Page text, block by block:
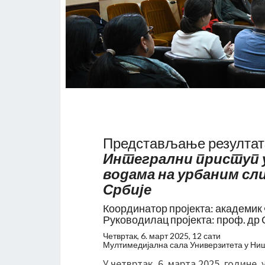
Представљање
Интегрални
водамана урбаним
Србије
Координатор пројекта:
Руководилац пројекта: проф. др
Четвртак, 6. март 2025, 12 сати
Мултимедијална сала Универзитета у